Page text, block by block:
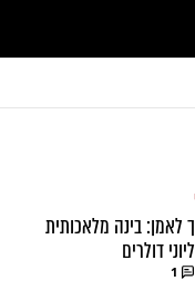
לאמן: בינה מלאכותית
דולרים
1